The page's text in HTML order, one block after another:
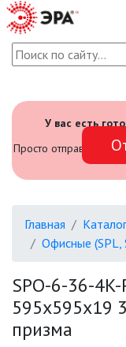
У вас есть
Просто отправьте его
Главная Каталог
Офисные (SPL,
SPO-6-36-
595x595x19
призма